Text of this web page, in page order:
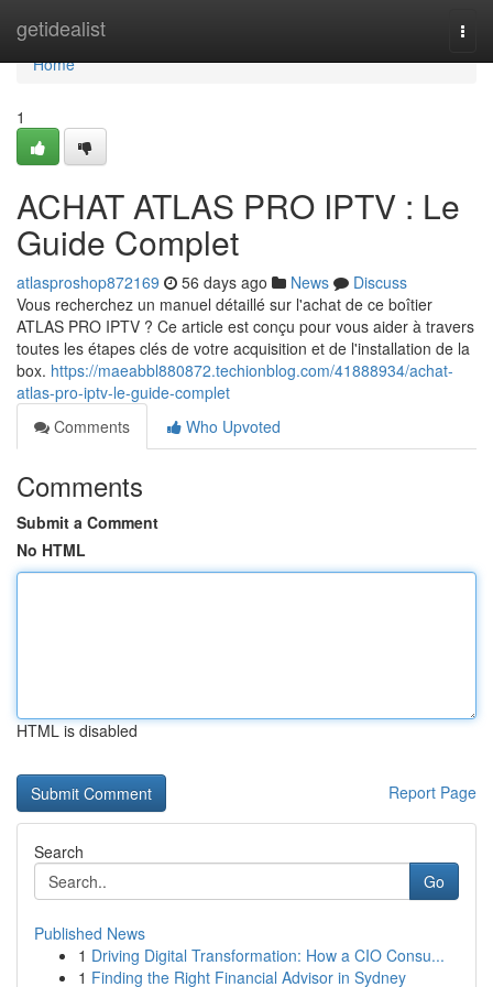
getidealist
Home
Home
1
ACHAT ATLAS PRO IPTV : Le
Guide Complet
atlasproshop872169 56 days ago News
Discuss
Vous recherchez un manuel détaillé sur l'achat de ce boîtier
ATLAS PRO IPTV ? Ce article est conçu pour vous aider à travers
toutes les étapes clés de votre acquisition et de l'installation de la
box. https://maeabbl880872.techionblog.com/41888934/achat-
atlas-pro-iptv-le-guide-complet
Comments
Who Upvoted
Comments
Submit a Comment
No HTML
HTML is disabled
Report Page
Search
Go
Published News
1 Driving Digital Transformation: How a CIO Consu...
1 Finding the Right Financial Advisor in Sydney